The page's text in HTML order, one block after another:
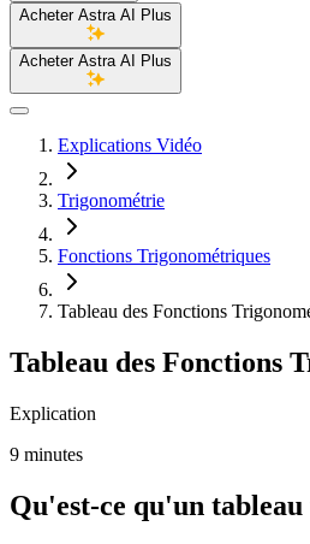
Acheter Astra AI Plus
Acheter Astra AI Plus
Explications Vidéo
Trigonométrie
Fonctions Trigonométriques
Tableau des Fonctions
Tableau des Fonctions
Explication
9 minutes
Qu'est-ce qu'un